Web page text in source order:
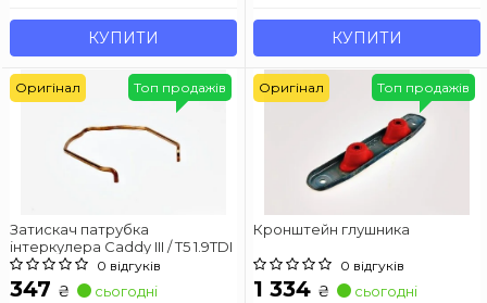
КУПИТИ КУПИТИ
Затискач патрубка
інтеркулера Caddy III / T5 1.9TDI
0 відгуків
347 ₴ сьогодні
Топ продажів
Оригінал
Кронштейн глушника
0 відгуків
1 334 ₴ сьогодні
Топ продажів
Оригінал